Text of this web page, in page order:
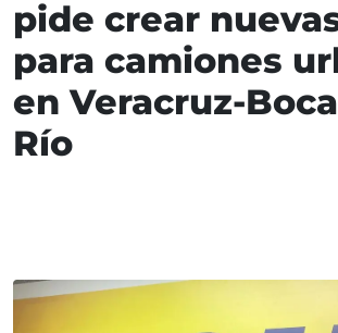
pide crear
para camiones
en Veracruz-
Río